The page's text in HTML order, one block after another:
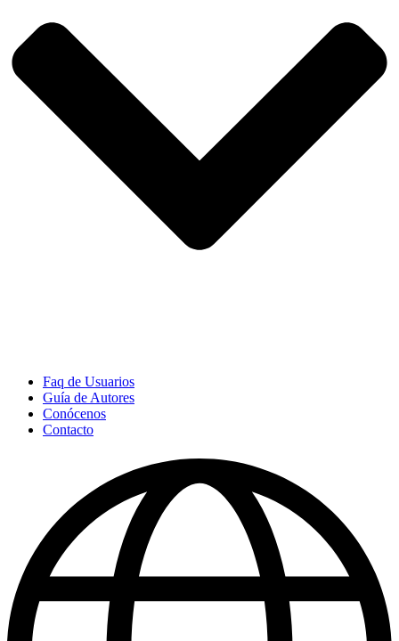
Faq de Usuarios
Guía de Autores
Conócenos
Contacto